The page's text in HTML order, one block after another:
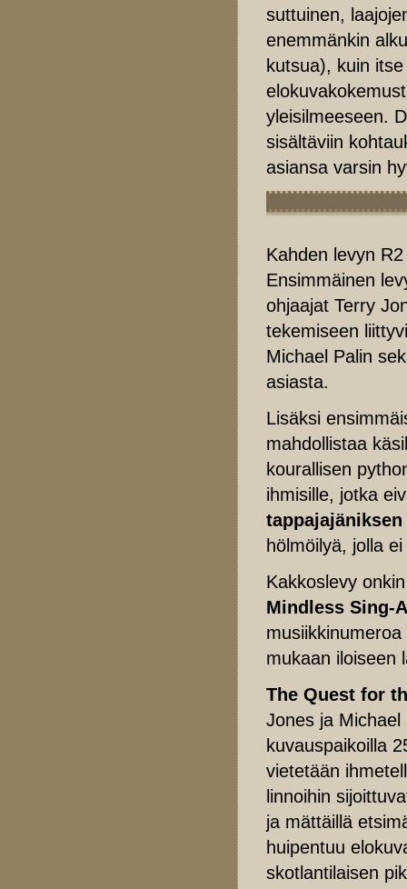
suttuinen,
enemmänkin
kutsua), kuin
yleisilmeeseen.
sisältäviin
asiansa varsin
Kahden levyn
Ensimmäinen
ohjaajat Terry
tekemiseen
Michael Palin
asiasta.
Lisäksi
mahdollistaa
kourallisen
ihmisille, jotka
hölmöilyä, jolla
Kakkoslevy
Mindless Sing-
mukaan iloiseen
The Quest for
Jones ja
kuvauspaikoilla
vietetään
linnoihin
ja mättäillä
huipentuu
skotlantilaisen